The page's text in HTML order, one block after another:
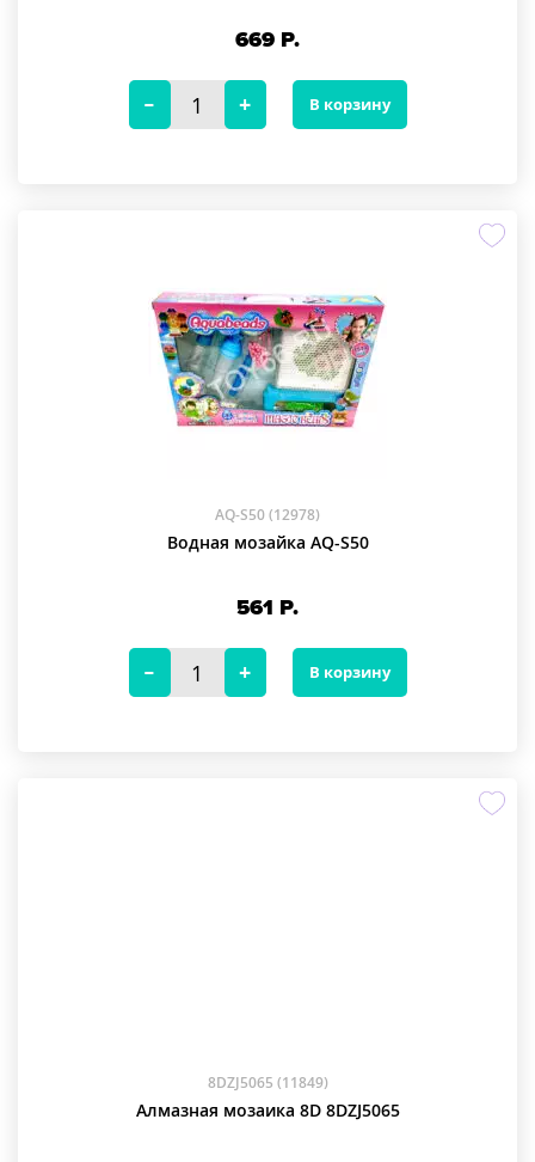
669 Р.
В корзину
AQ-S50 (12978)
Водная мозайка AQ-S50
561 Р.
В корзину
8DZJ5065 (11849)
Алмазная мозаика 8D 8DZJ5065